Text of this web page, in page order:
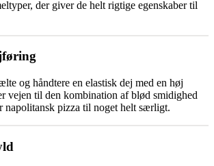
der giver de helt rigtige egenskaber til
og håndtere en elastisk dej med en høj
vejen til den kombination af blød smidighed
napolitansk pizza til noget helt særligt.